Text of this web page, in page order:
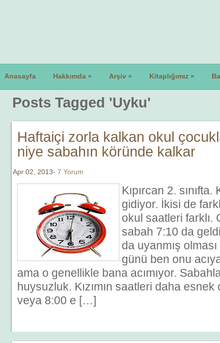
Anasayfa Hakkımda » Arşiv » Kitaplığımız »
Posts Tagged 'Uyku'
Haftaiçi zorla kalkan okul
niye sabahın köründe kalkar
Apr 02, 2013- 7 Yorum
Kıpırcan 2.
gidiyor. İkisi de
okul saatleri farklı.
sabah 7:10 da
da uyanmış
günü ben onu
ama o genellikle bana acımıyor.
huysuzluk. Kızımın saatleri daha esnek
veya 8:00 e […]